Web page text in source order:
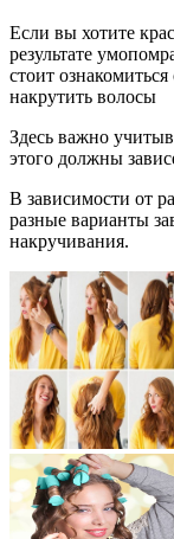
Если вы хотите
результате
стоит
накрутить волосы
Здесь важно
этого должны
В зависимости от
разные варианты
накручивания.